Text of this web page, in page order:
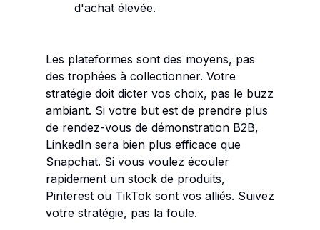
d'achat élevée.
Les plateformes sont des moyens, pas
des trophées à collectionner. Votre
stratégie doit dicter vos choix, pas le buzz
ambiant. Si votre but est de prendre plus
de rendez-vous de démonstration B2B,
LinkedIn sera bien plus efficace que
Snapchat. Si vous voulez écouler
rapidement un stock de produits,
Pinterest ou TikTok sont vos alliés. Suivez
votre stratégie, pas la foule.